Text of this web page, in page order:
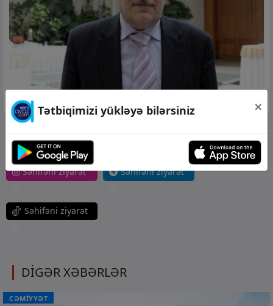
Səhifəni ziyarət
Səhifəni ziyarət
Səhifəni ziyarət
DİGƏR XƏBƏRLƏR
CƏMİYYƏT
Tətbiqimizi yükləyə bilərsiniz ×